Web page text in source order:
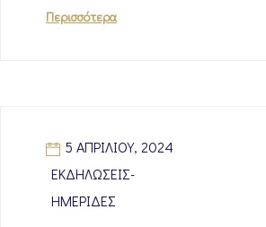
Περισσότερα
5 ΑΠΡΙΛΊΟΥ, 2024
ΕΚΔΗΛΏΣΕΙΣ-
ΗΜΕΡΊΔΕΣ